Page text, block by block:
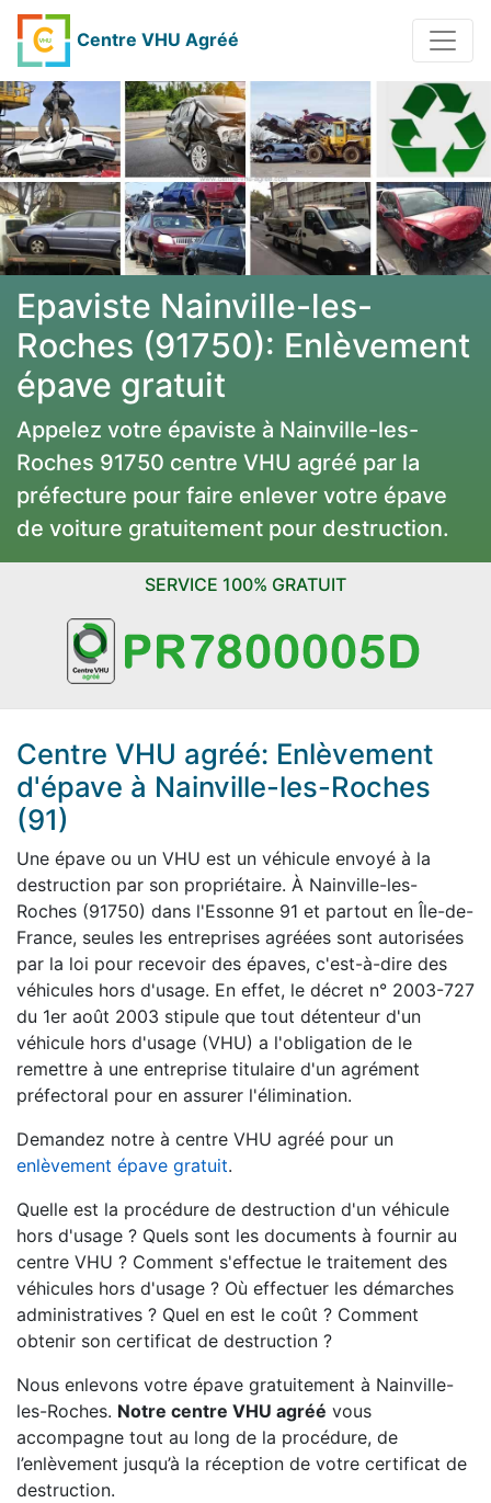
Centre VHU Agréé
Epaviste Nainville-les-
Roches (91750): Enlèvement
épave gratuit
Appelez votre épaviste à Nainville-les-
Roches 91750 centre VHU agréé par la
préfecture pour faire enlever votre épave
de voiture gratuitement pour destruction.
SERVICE 100% GRATUIT
Centre VHU agréé: Enlèvement
d'épave à Nainville-les-Roches
(91)
Une épave ou un VHU est un véhicule envoyé à la
destruction par son propriétaire. À Nainville-les-
Roches (91750) dans l'Essonne 91 et partout en Île-de-
France, seules les entreprises agréées sont autorisées
par la loi pour recevoir des épaves, c'est-à-dire des
véhicules hors d'usage. En effet, le décret n° 2003-727
du 1er août 2003 stipule que tout détenteur d'un
véhicule hors d'usage (VHU) a l'obligation de le
remettre à une entreprise titulaire d'un agrément
préfectoral pour en assurer l'élimination.
Demandez notre à centre VHU agréé pour un
enlèvement épave gratuit.
Quelle est la procédure de destruction d'un véhicule
hors d'usage ? Quels sont les documents à fournir au
centre VHU ? Comment s'effectue le traitement des
véhicules hors d'usage ? Où effectuer les démarches
administratives ? Quel en est le coût ? Comment
obtenir son certificat de destruction ?
Nous enlevons votre épave gratuitement à Nainville-
les-Roches. Notre centre VHU agréé vous
accompagne tout au long de la procédure, de
l’enlèvement jusqu’à la réception de votre certificat de
destruction.